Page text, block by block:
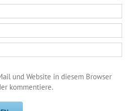
und Website in diesem Browser
kommentiere.